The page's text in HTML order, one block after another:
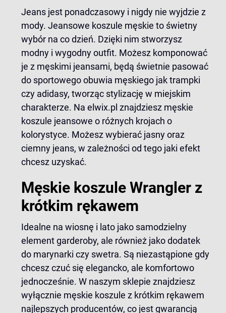
Jeans jest ponadczasowy i nigdy nie wyjdzie z
mody. Jeansowe koszule męskie to świetny
wybór na co dzień. Dzięki nim stworzysz
modny i wygodny outfit. Możesz komponować
je z męskimi jeansami, będą świetnie pasować
do sportowego obuwia męskiego jak trampki
czy adidasy, tworząc stylizację w miejskim
charakterze. Na elwix.pl znajdziesz męskie
koszule jeansowe o różnych krojach o
kolorystyce. Możesz wybierać jasny oraz
ciemny jeans, w zależności od tego jaki efekt
chcesz uzyskać.
Męskie koszule Wrangler z
krótkim rękawem
Idealne na wiosnę i lato jako samodzielny
element garderoby, ale również jako dodatek
do marynarki czy swetra. Są niezastąpione gdy
chcesz czuć się elegancko, ale komfortowo
jednocześnie. W naszym sklepie znajdziesz
wyłącznie męskie koszule z krótkim rękawem
najlepszych producentów, co jest gwarancją